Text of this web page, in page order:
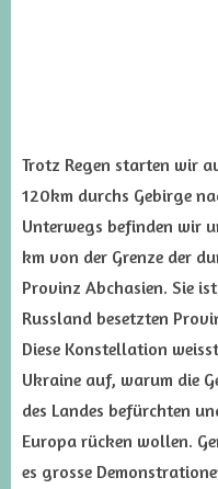
Trotz Regen starten wir
120km durchs Gebirge
Unterwegs befinden wir
km von der Grenze der
Provinz Abchasien. Sie
Russland besetzten
Diese Konstellation
Ukraine auf, warum die
des Landes befürchten
Europa rücken wollen.
es grosse